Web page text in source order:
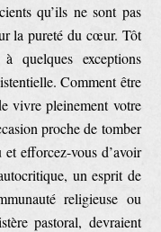
qu’ils ne sont pas
la pureté du cœur. Tôt
quelques exceptions
Comment être
vivre pleinement votre
proche de tomber
efforcez-vous d’avoir
un esprit de
religieuse ou
pastoral, devraient